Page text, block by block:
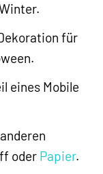
für
eines Mobile
oder Papier.